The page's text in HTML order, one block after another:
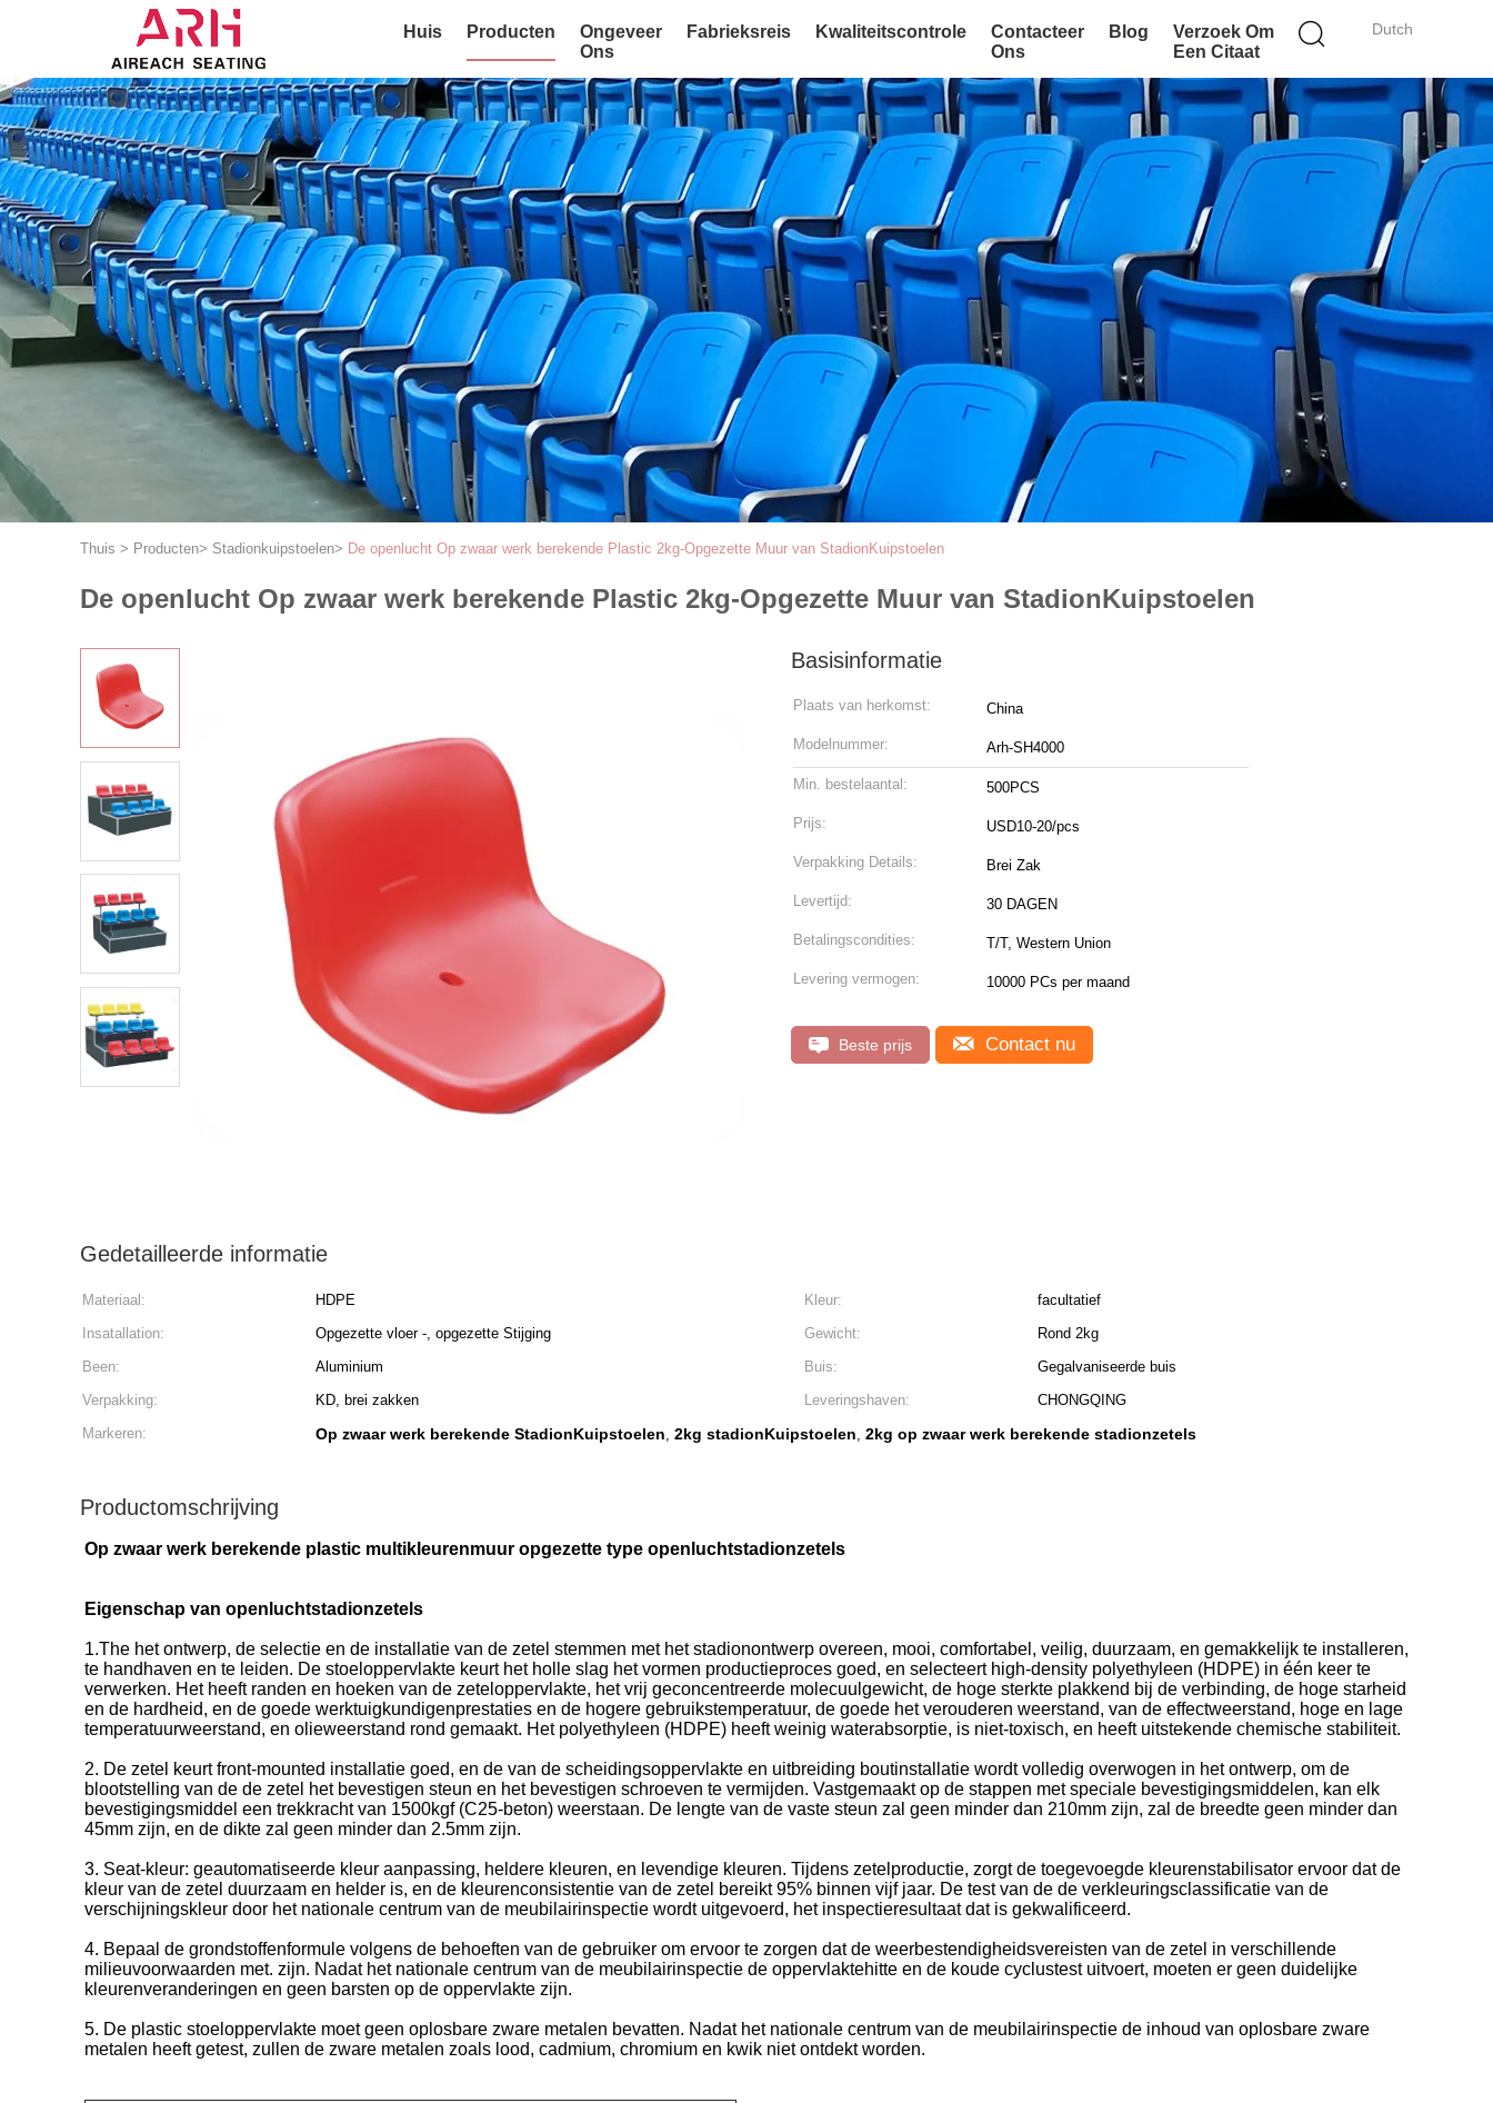
Dutch
Huis Producten
Ongeveer
Ons
Fabrieksreis Kwaliteitscontrole
Contacteer
Ons
Blog
Verzoek Om
Een Citaat
Thuis > Producten> Stadionkuipstoelen> De openlucht Op zwaar werk berekende Plastic 2kg-Opgezette Muur van StadionKuipstoelen
De openlucht Op zwaar werk berekende Plastic 2kg-Opgezette Muur van StadionKuipstoelen
Basisinformatie
Plaats van herkomst: China
Modelnummer: Arh-SH4000
Min. bestelaantal: 500PCS
Prijs: USD10-20/pcs
Verpakking Details: Brei Zak
Levertijd: 30 DAGEN
Betalingscondities: T/T, Western Union
Levering vermogen: 10000 PCs per maand
Beste prijs Contact nu
Gedetailleerde informatie
Materiaal: HDPE Kleur:
facultatief
Insatallation:
Opgezette vloer -, opgezette Stijging Gewicht:
Rond 2kg
Been:
Aluminium Buis:
Gegalvaniseerde buis
Verpakking:
KD, brei zakken Leveringshaven:
CHONGQING
Markeren:
Op zwaar werk berekende StadionKuipstoelen, 2kg stadionKuipstoelen, 2kg op zwaar werk berekende stadionzetels
Productomschrijving
Op zwaar werk berekende plastic multikleurenmuur opgezette type openluchtstadionzetels
Eigenschap van openluchtstadionzetels
1.The het ontwerp, de selectie en de installatie van de zetel stemmen met het stadionontwerp overeen, mooi, comfortabel, veilig, duurzaam, en gemakkelijk te installeren,
te handhaven en te leiden. De stoeloppervlakte keurt het holle slag het vormen productieproces goed, en selecteert high-density polyethyleen (HDPE) in één keer te
verwerken. Het heeft randen en hoeken van de zeteloppervlakte, het vrij geconcentreerde molecuulgewicht, de hoge sterkte plakkend bij de verbinding, de hoge starheid
en de hardheid, en de goede werktuigkundigenprestaties en de hogere gebruikstemperatuur, de goede het verouderen weerstand, van de effectweerstand, hoge en lage
temperatuurweerstand, en olieweerstand rond gemaakt. Het polyethyleen (HDPE) heeft weinig waterabsorptie, is niet-toxisch, en heeft uitstekende chemische stabiliteit.
2. De zetel keurt front-mounted installatie goed, en de van de scheidingsoppervlakte en uitbreiding boutinstallatie wordt volledig overwogen in het ontwerp, om de
blootstelling van de de zetel het bevestigen steun en het bevestigen schroeven te vermijden. Vastgemaakt op de stappen met speciale bevestigingsmiddelen, kan elk
bevestigingsmiddel een trekkracht van 1500kgf (C25-beton) weerstaan. De lengte van de vaste steun zal geen minder dan 210mm zijn, zal de breedte geen minder dan
45mm zijn, en de dikte zal geen minder dan 2.5mm zijn.
3. Seat-kleur: geautomatiseerde kleur aanpassing, heldere kleuren, en levendige kleuren. Tijdens zetelproductie, zorgt de toegevoegde kleurenstabilisator ervoor dat de
kleur van de zetel duurzaam en helder is, en de kleurenconsistentie van de zetel bereikt 95% binnen vijf jaar. De test van de de verkleuringsclassificatie van de
verschijningskleur door het nationale centrum van de meubilairinspectie wordt uitgevoerd, het inspectieresultaat dat is gekwalificeerd.
4. Bepaal de grondstoffenformule volgens de behoeften van de gebruiker om ervoor te zorgen dat de weerbestendigheidsvereisten van de zetel in verschillende
milieuvoorwaarden met. zijn. Nadat het nationale centrum van de meubilairinspectie de oppervlaktehitte en de koude cyclustest uitvoert, moeten er geen duidelijke
kleurenveranderingen en geen barsten op de oppervlakte zijn.
5. De plastic stoeloppervlakte moet geen oplosbare zware metalen bevatten. Nadat het nationale centrum van de meubilairinspectie de inhoud van oplosbare zware
metalen heeft getest, zullen de zware metalen zoals lood, cadmium, chromium en kwik niet ontdekt worden.